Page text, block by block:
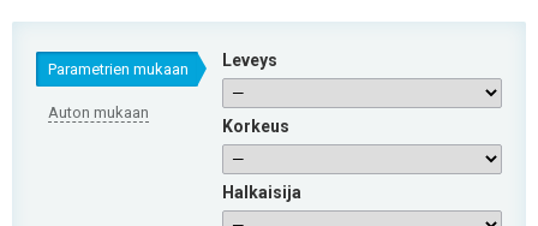
Parametrien mukaan
Auton mukaan
Leveys
Korkeus
Halkaisija